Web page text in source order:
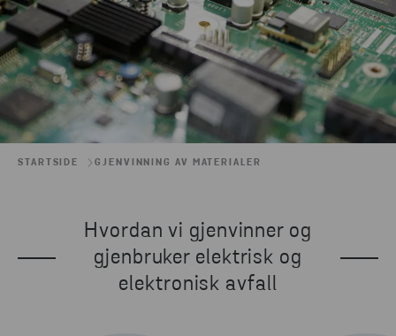
STARTSIDE GJENVINNING AV MATERIALER
Hvordan vi gjenvinner og
gjenbruker elektrisk og
elektronisk avfall